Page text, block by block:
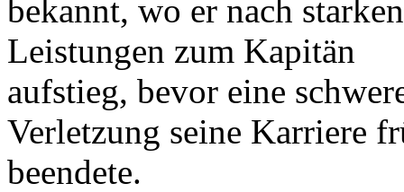
bekannt, wo er nach starken
Leistungen zum Kapitän
aufstieg, bevor eine
Verletzung seine Karriere
beendete.